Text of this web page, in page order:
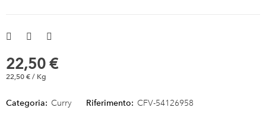
22,50 €
22,50 € / Kg
Categoria: Curry Riferimento: CFV-54126958